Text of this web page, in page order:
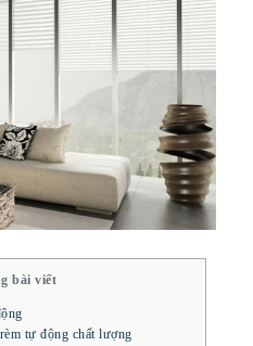
bài viết
tự động chất lượng